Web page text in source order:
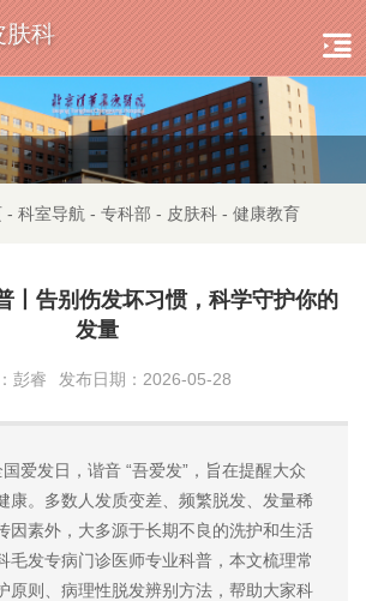
肤科
- 科室导航 - 专科部 - 皮肤科 - 健康教育
丨告别伤发坏习惯，科学守护你的
发量
彭睿 发布日期：2026-05-28
爱发日，谐音 “吾爱发”，旨在提醒大众
康。多数人发质变差、频繁脱发、发量稀
因素外，大多源于长期不良的洗护和生活
毛发专病门诊医师专业科普，本文梳理常
原则、病理性脱发辨别方法，帮助大家科